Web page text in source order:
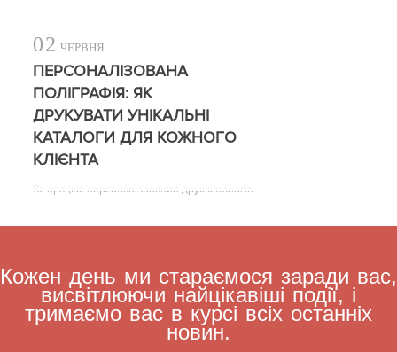
02 ЧЕРВНЯ
ПЕРСОНАЛІЗОВАНА
ПОЛІГРАФІЯ: ЯК
ДРУКУВАТИ УНІКАЛЬНІ
КАТАЛОГИ ДЛЯ КОЖНОГО
КЛІЄНТА
Як працює персоналізований друк каталогів
Кожен день ми стараємося заради вас,
висвітлюючи найцікавіші події, і
тримаємо вас в курсі всіх останніх
новин.